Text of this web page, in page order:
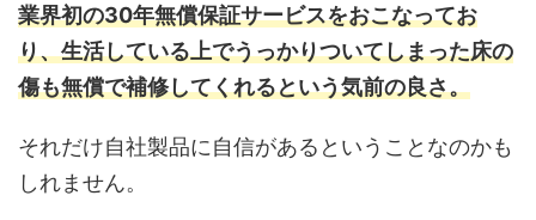
業界初の30年無償保証サービスをおこなってお
り、生活している上でうっかりついてしまった床の
傷も無償で補修してくれるという気前の良さ。
それだけ自社製品に自信があるということなのかも
しれません。